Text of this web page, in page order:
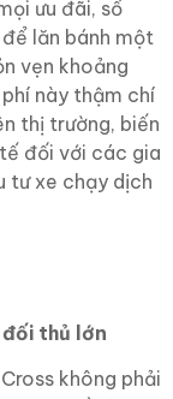
ưu đãi, số
lăn bánh một
vẹn khoảng
phí này thậm chí
thị trường, biến
đối với các gia
tư xe chạy dịch
thủ lớn
không phải